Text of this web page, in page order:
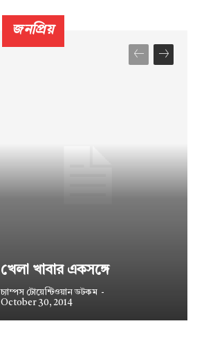
জনপ্রিয়
খেলা খাবার একসঙ্গে
চ্যাম্পস টোয়েন্টিওয়ান ডটকম -
October 30, 2014